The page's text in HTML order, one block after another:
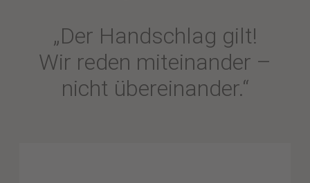
„Der Handschlag gilt!
Wir reden miteinander –
nicht übereinander.“